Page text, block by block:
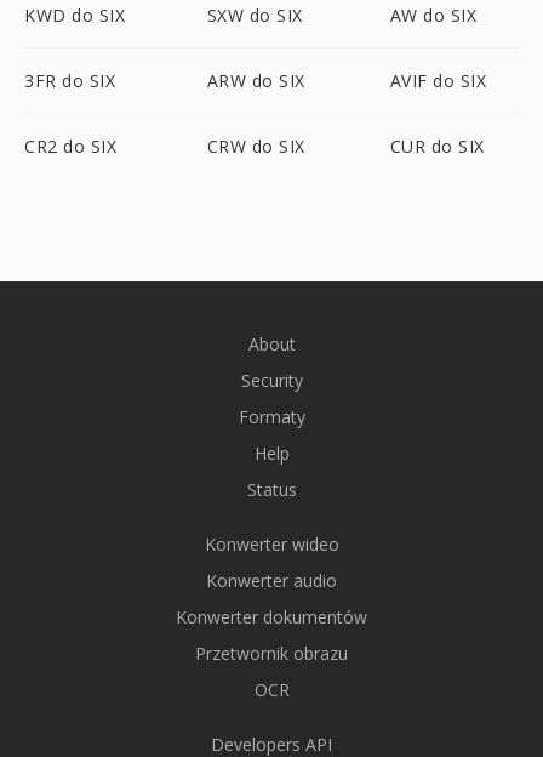
KWD do SIX SXW do SIX AW do SIX
3FR do SIX ARW do SIX AVIF do SIX
CR2 do SIX CRW do SIX CUR do SIX
About
Security
Formaty
Help
Status
Konwerter wideo
Konwerter audio
Konwerter dokumentów
Przetwornik obrazu
OCR
Developers API